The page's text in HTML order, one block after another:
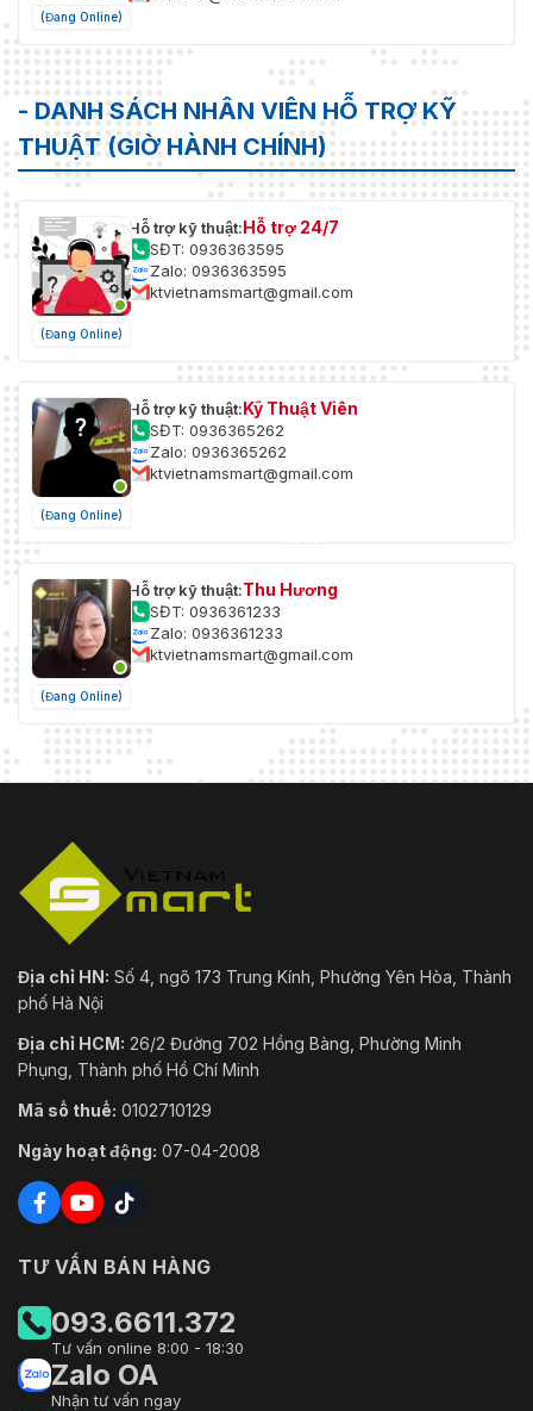
(Đang Online)
- DANH SÁCH NHÂN VIÊN HỖ TRỢ KỸ
THUẬT (GIỜ HÀNH CHÍNH)
(Đang Online)
Hỗ trợ kỹ thuật:Hỗ trợ 24/7
SĐT: 0936363595
Zalo: 0936363595
ktvietnamsmart@gmail.com
(Đang Online)
Hỗ trợ kỹ thuật:Kỹ Thuật Viên
SĐT: 0936365262
Zalo: 0936365262
ktvietnamsmart@gmail.com
(Đang Online)
Hỗ trợ kỹ thuật:Thu Hương
SĐT: 0936361233
Zalo: 0936361233
ktvietnamsmart@gmail.com
Địa chỉ HN: Số 4, ngõ 173 Trung Kính, Phường Yên Hòa, Thành
phố Hà Nội
Địa chỉ HCM: 26/2 Đường 702 Hồng Bàng, Phường Minh
Phụng, Thành phố Hồ Chí Minh
Mã số thuế: 0102710129
Ngày hoạt động: 07-04-2008
TƯ VẤN BÁN HÀNG
093.6611.372
Tư vấn online 8:00 - 18:30
Zalo OA
Nhận tư vấn ngay